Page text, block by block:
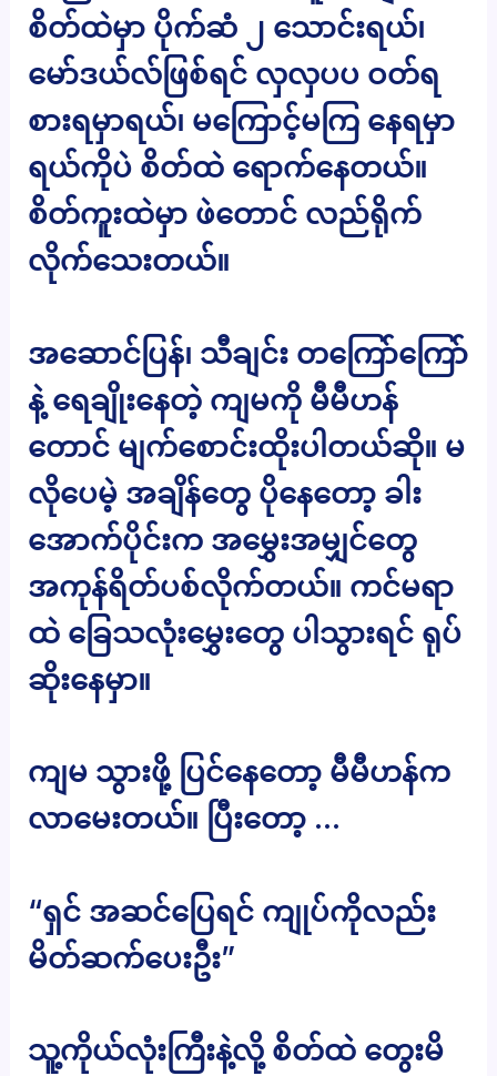
စိတ်ထဲမှာ ပိုက်ဆံ ၂ သောင်းရယ်၊
မော်ဒယ်လ်ဖြစ်ရင် လှလှပပ ဝတ်ရ
စားရမှာရယ်၊ မကြောင့်မကြ နေရမှာ
ရယ်ကိုပဲ စိတ်ထဲ ရောက်နေတယ်။
စိတ်ကူးထဲမှာ ဖဲတောင် လည်ရိုက်
လိုက်သေးတယ်။
အဆောင်ပြန်၊ သီချင်း တကြော်ကြော်
နဲ့ ရေချိုးနေတဲ့ ကျမကို မီမီဟန်
တောင် မျက်စောင်းထိုးပါတယ်ဆို။ မ
လိုပေမဲ့ အချိန်တွေ ပိုနေတော့ ခါး
အောက်ပိုင်းက အမွှေးအမျှင်တွေ
အကုန်ရိတ်ပစ်လိုက်တယ်။ ကင်မရာ
ထဲ ခြေသလုံးမွှေးတွေ ပါသွားရင် ရုပ်
ဆိုးနေမှာ။
ကျမ သွားဖို့ ပြင်နေတော့ မီမီဟန်က
လာမေးတယ်။ ပြီးတော့ …
“ရှင် အဆင်ပြေရင် ကျုပ်ကိုလည်း
မိတ်ဆက်ပေးဦး”
သူ့ကိုယ်လုံးကြီးနဲ့လို့ စိတ်ထဲ တွေးမိ